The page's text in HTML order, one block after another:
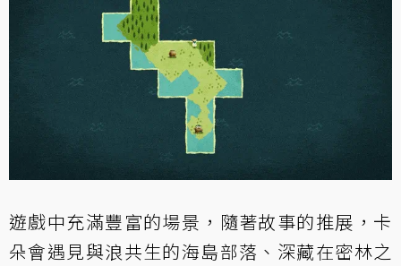
遊戲中充滿豐富的場景，隨著故事的推展，卡
朵會遇見與浪共生的海島部落、深藏在密林之